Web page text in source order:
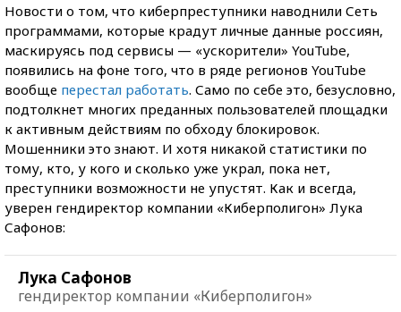
Новости о том, что киберпреступники наводнили Сеть
программами, которые крадут личные данные россиян,
маскируясь под сервисы — «ускорители» YouTube,
появились на фоне того, что в ряде регионов YouTube
вообще перестал работать. Само по себе это, безусловно,
подтолкнет многих преданных пользователей площадки
к активным действиям по обходу блокировок.
Мошенники это знают. И хотя никакой статистики по
тому, кто, у кого и сколько уже украл, пока нет,
преступники возможности не упустят. Как и всегда,
уверен гендиректор компании «Киберполигон» Лука
Сафонов:
Лука Сафонов
гендиректор компании «Киберполигон»